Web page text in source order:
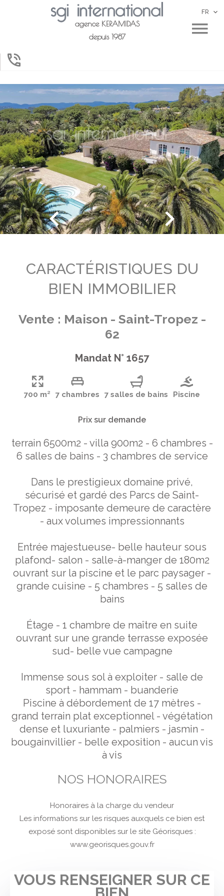
agence KERAMIDAS
depuis 1987
FR
CARACTÉRISTIQUES DU
BIEN IMMOBILIER
Vente : Maison - Saint-Tropez -
62
Mandat N° 1657
700 m² 7 chambres 7 salles de bains Piscine
Prix sur demande
terrain 6500m2 - villa 900m2 - 6 chambres -
6 salles de bains - 3 chambres de service
Dans le prestigieux domaine privé,
sécurisé et gardé des Parcs de Saint-
Tropez - imposante demeure de caractère
- aux volumes impressionnants
Entrée majestueuse- belle hauteur sous
plafond- salon - salle-à-manger de 180m2
ouvrant sur la piscine et le parc paysager -
grande cuisine - 5 chambres - 5 salles de
bains
Étage - 1 chambre de maître en suite
ouvrant sur une grande terrasse exposée
sud- belle vue campagne
Immense sous sol à exploiter - salle de
sport - hammam - buanderie
Piscine à débordement de 17 mètres -
grand terrain plat exceptionnel - végétation
dense et luxuriante - palmiers - jasmin -
bougainvillier - belle exposition - aucun vis
à vis
NOS HONORAIRES
Honoraires à la charge du vendeur
Les informations sur les risques auxquels ce bien est
exposé sont disponibles sur le site Géorisques :
www.georisques.gouv.fr
VOUS RENSEIGNER SUR CE